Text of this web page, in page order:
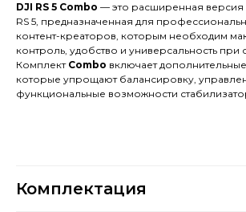
DJI RS 5 Combo — это расширенная версия
RS 5, предназначенная для
контент-креаторов, которым необходим
контроль, удобство и универсальность при
Комплект Combo включает
которые упрощают балансировку,
функциональные возможности
Комплектация